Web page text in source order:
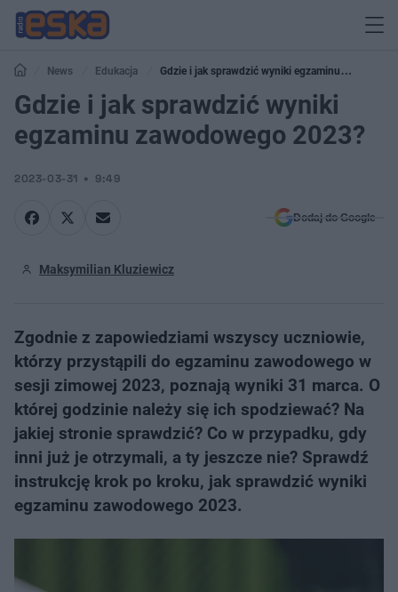
News Edukacja
Gdzie i jak sprawdzić wyniki egzaminu
zawodowego 2023?
Gdzie i jak sprawdzić wyniki
egzaminu zawodowego 2023?
2023-03-31 9:49
Dodaj do Google
Maksymilian Kluziewicz
Zgodnie z zapowiedziami wszyscy uczniowie,
którzy przystąpili do egzaminu zawodowego w
sesji zimowej 2023, poznają wyniki 31 marca. O
której godzinie należy się ich spodziewać? Na
jakiej stronie sprawdzić? Co w przypadku, gdy
inni już je otrzymali, a ty jeszcze nie? Sprawdź
instrukcję krok po kroku, jak sprawdzić wyniki
egzaminu zawodowego 2023.